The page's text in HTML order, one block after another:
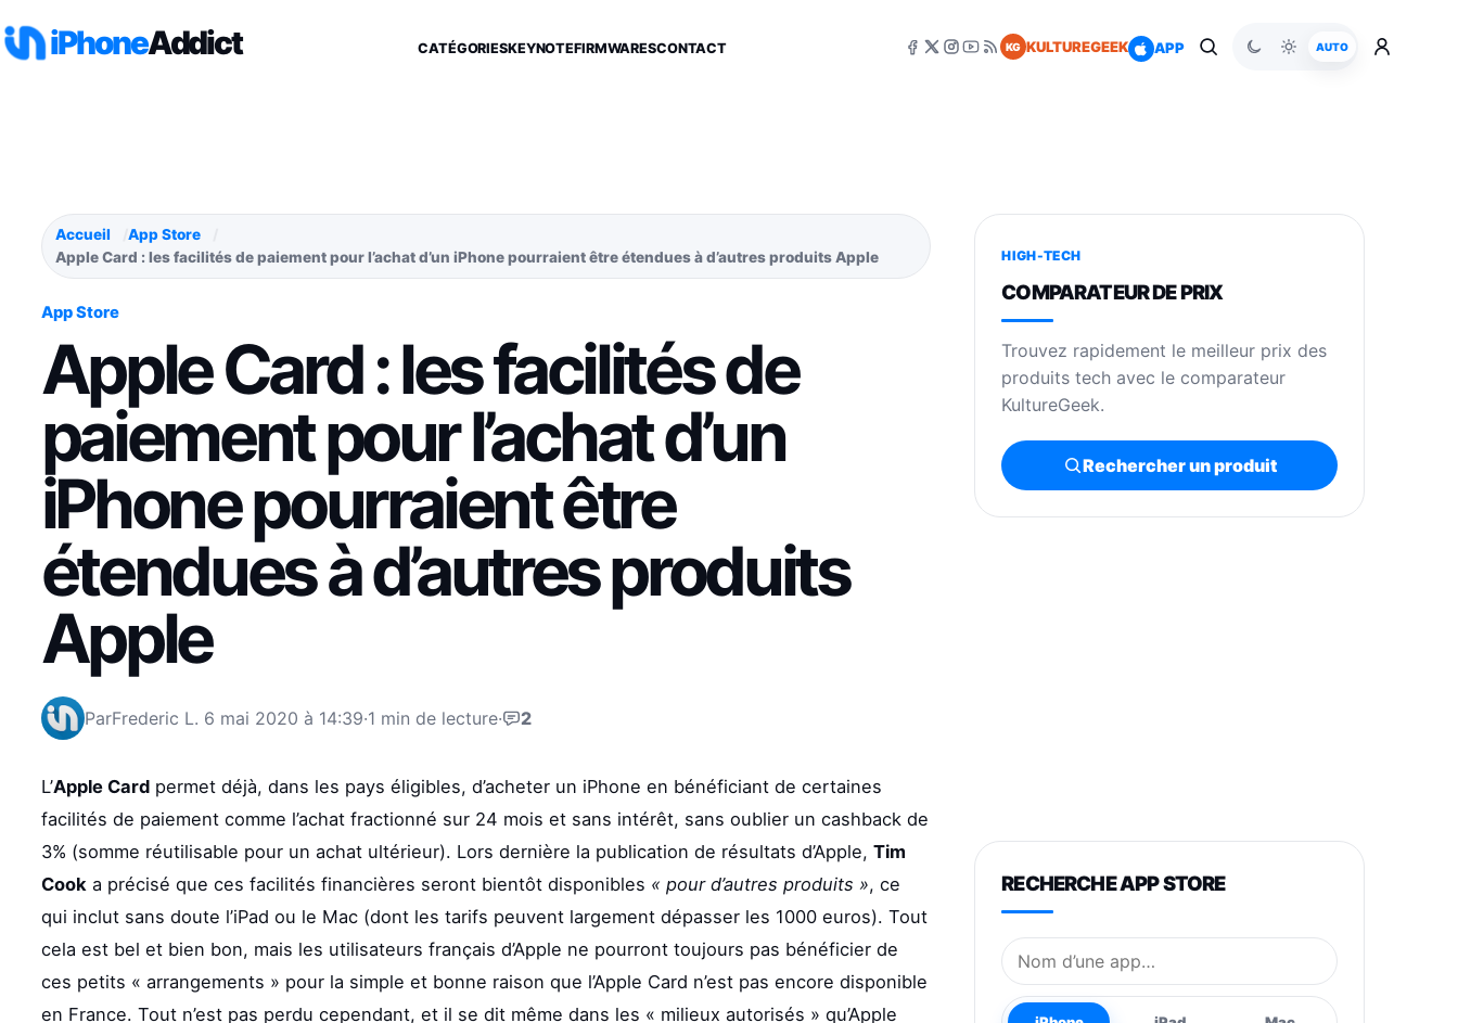
iPhoneAddict CATÉGORIESKEYNOTEFIRMWARESCONTACT KG KULTUREGEEK APP AUTO
Accueil
App Store
Apple Card : les facilités de paiement pour l’achat d’un iPhone pourraient être étendues à d’autres produits Apple
App Store
Apple Card : les facilités de
paiement pour l’achat d’un
iPhone pourraient être
étendues à d’autres produits
Apple
ParFrederic L. 6 mai 2020 à 14:39·1 min de lecture· 2
L’Apple Cardpermet déjà, dans les pays éligibles, d’acheter un iPhone en bénéficiant de certaines
facilités de paiement comme l’achat fractionné sur 24 mois et sans intérêt, sans oublier un cashback de
3% (somme réutilisable pour un achat ultérieur). Lors dernière la publication de résultats d’Apple, Tim
Cooka précisé que ces facilités financières seront bientôt disponibles « pour d’autres produits », ce
qui inclut sans doute l’iPad ou le Mac (dont les tarifs peuvent largement dépasser les 1000 euros). Tout
cela est bel et bien bon, mais les utilisateurs français d’Apple ne pourront toujours pas bénéficier de
ces petits « arrangements » pour la simple et bonne raison que l’Apple Card n’est pas encore disponible
en France. Tout n’est pas perdu cependant, et il se dit même dans les « milieux autorisés » qu’Apple
HIGH-TECH
COMPARATEUR DE PRIX
Trouvez rapidement le meilleur prix des
produits tech avec le comparateur
KultureGeek.
Rechercher un produit
RECHERCHE APP STORE
Nom de l’application